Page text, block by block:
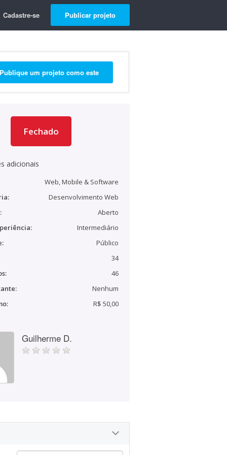
Cadastre-se Publicar projeto
Publique um projeto como este
Fechado
adicionais
Web, Mobile & Software
Desenvolvimento Web
Aberto
Intermediário
Público
34
46
Nenhum
R$ 50,00
Guilherme D.